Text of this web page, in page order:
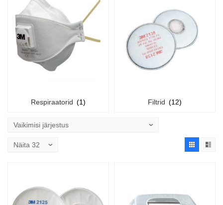
Respiraatorid (1) Filtrid (12)